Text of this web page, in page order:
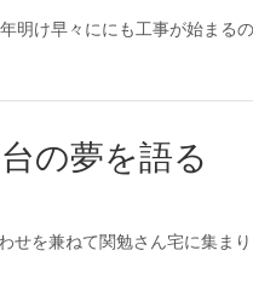
明け早々ににも工事が始まる
の夢を語る
を兼ねて関勉さん宅に集ま